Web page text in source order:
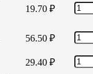
19.70 ₽
56.50 ₽
29.40 ₽